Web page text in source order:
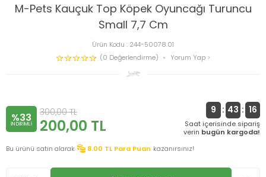
M-Pets Kauçuk Top Köpek Oyuncağı Turuncu
Small 7,7 Cm
Ürün Kodu : 244-50078.01
(0 Değerlendirme)
Yorum Yap
%33
INDIRIMLI
300,00TL
200,00 TL
9 : 43 : 16
Saat içerisinde sipariş
verin bugün kargoda!
Bu ürünü satın alarak
8.00 TL Para Puan kazanırsınız!